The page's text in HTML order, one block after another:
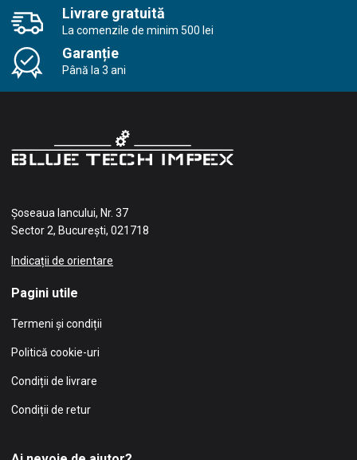
Livrare gratuită
La comenzile de minim 500 lei
Garanție
Până la 3 ani
Șoseaua Iancului, Nr. 37
Sector 2, București, 021718
Indicații de orientare
Pagini utile
Termeni și condiții
Politică cookie-uri
Condiții de livrare
Condiții de retur